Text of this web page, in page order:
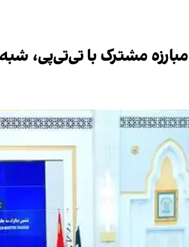
مشترک با تی‌تی‌پی‌،